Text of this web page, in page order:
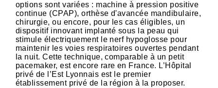
options sont variées : machine à pression positive
continue (CPAP), orthèse d'avancée mandibulaire,
chirurgie, ou encore, pour les cas éligibles, un
dispositif innovant implanté sous la peau qui
stimule électriquement le nerf hypoglosse pour
maintenir les voies respiratoires ouvertes pendant
la nuit. Cette technique, comparable à un petit
pacemaker, est encore rare en France. L’Hôpital
privé de l’Est Lyonnais est le premier
établissement privé de la région à la proposer.